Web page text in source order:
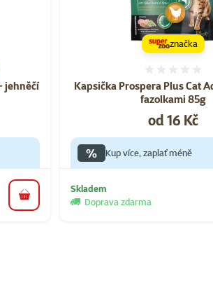
jehněčí
počet hodnocení: 3
do košíku
Kapsička Prospera Plus Cat
fazolkami 85g
Cena
od 16 Kč
značka
% Kup více, zaplať méně
Skladem
Doprava zdarma